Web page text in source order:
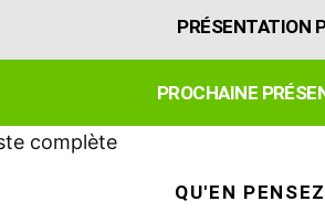
PRÉSENTATION
PROCHAINE
complète
QU'EN